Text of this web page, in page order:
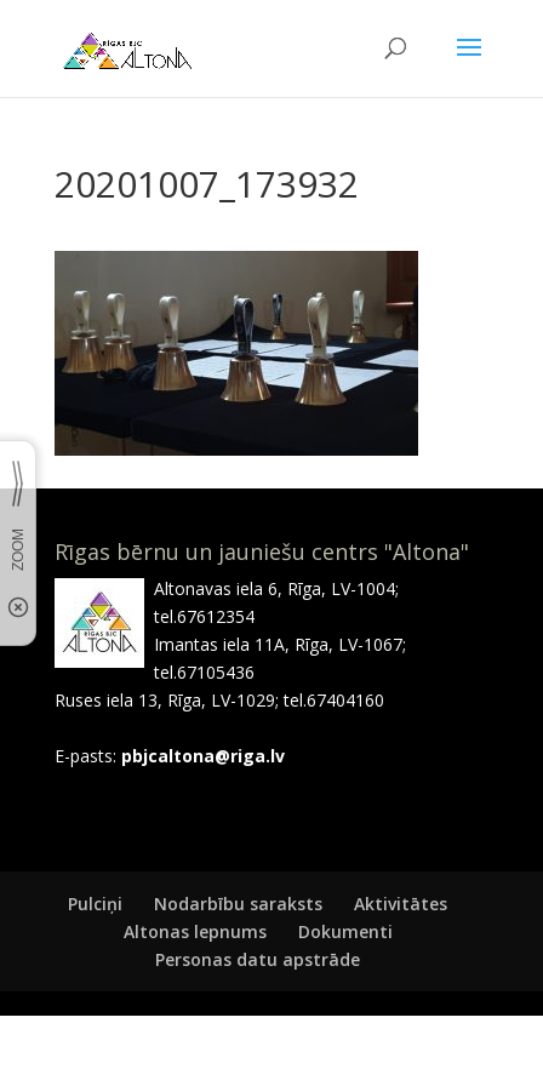
20201007_173932
Rīgas bērnu un jauniešu centrs "Altona"
Altonavas iela 6, Rīga, LV-1004;
tel.67612354
Imantas iela 11A, Rīga, LV-1067;
tel.67105436
Ruses iela 13, Rīga, LV-1029; tel.67404160
E-pasts: pbjcaltona@riga.lv
Pulciņi Nodarbību saraksts
Aktivitātes
Altonas lepnums
Dokumenti
Personas datu apstrāde